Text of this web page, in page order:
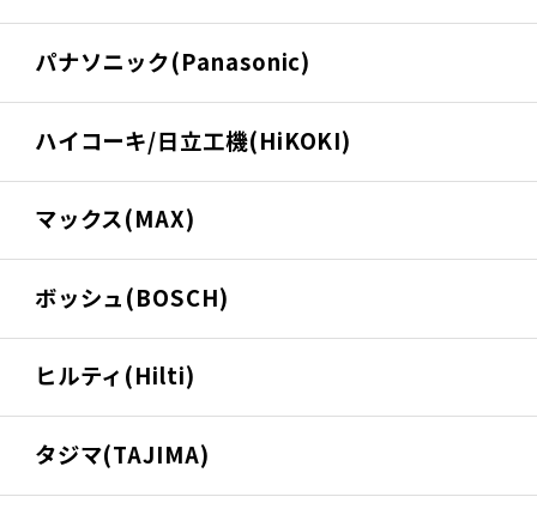
パナソニック(Panasonic)
ハイコーキ/日立工機(HiKOKI)
マックス(MAX)
ボッシュ(BOSCH)
ヒルティ(Hilti)
タジマ(TAJIMA)